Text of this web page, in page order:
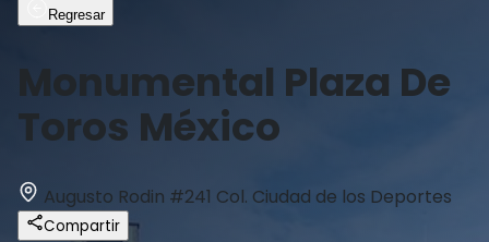
Regresar
Monumental Plaza De
Toros México
Augusto Rodin #241 Col. Ciudad de los Deportes
Compartir